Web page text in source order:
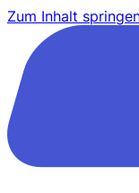
Zum Inhalt